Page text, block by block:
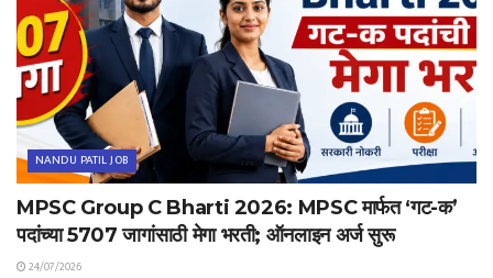
NANDU PATIL JOB
MPSC Group C Bharti 2026: MPSC मार्फत ‘गट-क’
पदांच्या 5707 जागांसाठी मेगा भरती; ऑनलाइन अर्ज सुरू
24/07/2026